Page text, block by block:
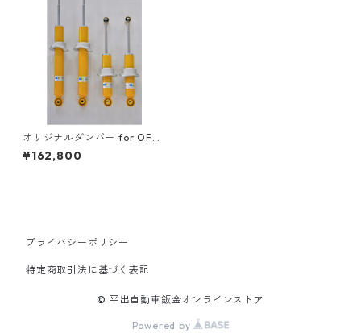
オリジナルダンパー for OFFR
OADSTER（NB用）
¥162,800
プライバシーポリシー
特定商取引法に基づく表記
© 平出自動車鈑金オンラインストア
Powered by